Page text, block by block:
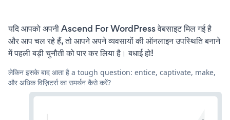
यदि आपको अपनी Ascend For WordPress वेबसाइट मिल गई है
और आप चल रहे हैं, तो आपने अपने व्यवसायों की ऑनलाइन उपस्थिति बनाने
में पहली बड़ी चुनौती को पार कर लिया है। बधाई हो!
लेकिन इसके बाद आता है a tough question: entice, captivate, make,
और अधिक विज़िटर्स का समर्थन कैसे करें?